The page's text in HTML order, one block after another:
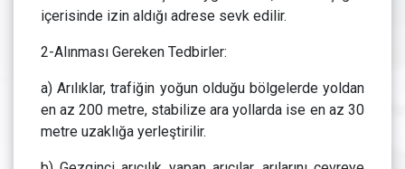
içerisinde izin aldığı adrese sevk edilir.
2-Alınması Gereken Tedbirler:
a) Arılıklar, trafiğin yoğun olduğu bölgelerde yoldan
en az 200 metre, stabilize ara yollarda ise en az 30
metre uzaklığa yerleştirilir.